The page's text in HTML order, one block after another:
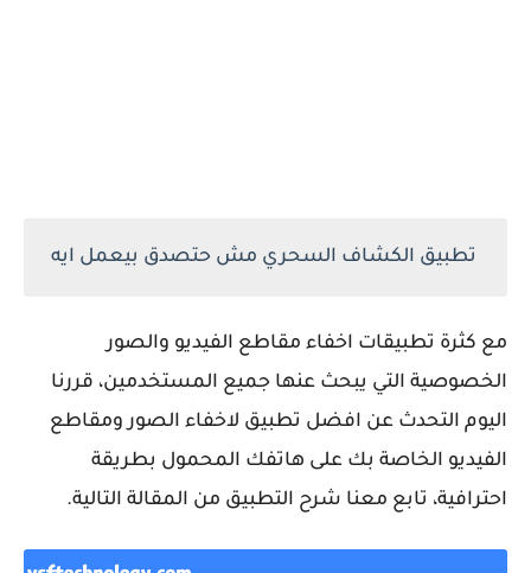
تطبيق الكشاف السحري مش حتصدق بيعمل ايه
مع كثرة تطبيقات اخفاء مقاطع الفيديو والصور
الخصوصية التي يبحث عنها جميع المستخدمين، قررنا
اليوم التحدث عن افضل تطبيق لاخفاء الصور ومقاطع
الفيديو الخاصة بك على هاتفك المحمول بطريقة
احترافية، تابع معنا شرح التطبيق من المقالة التالية.